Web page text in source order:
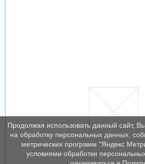
Продолжая использовать данный сайт,
на обработку персональных данных,
метрических программ "Яндекс
условиями обработки